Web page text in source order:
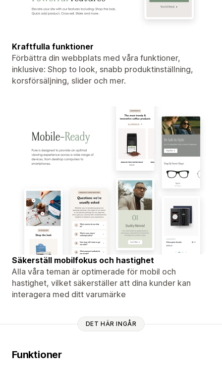
Kraftfulla funktioner
Förbättra din webbplats med våra funktioner,
inklusive: Shop to look, snabb produktinställning,
korsförsäljning, slider och mer.
Säkerställ mobilfokus och hastighet
Alla våra teman är optimerade för mobil och
hastighet, vilket säkerställer att dina kunder kan
interagera med ditt varumärke
DET HÄR INGÅR
Funktioner